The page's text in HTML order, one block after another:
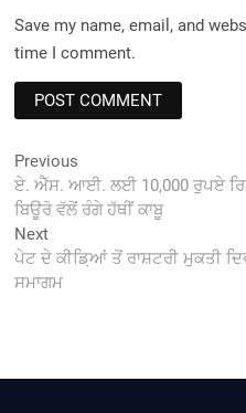
Save my name, email, and
time I comment.
Post
navigation
Previous
post:
ਏ. ਐੱਸ. ਆਈ. ਲਈ 10,000 ਰੁਪਏ
ਬਿਊਰੋ ਵੱਲੋਂ ਰੰਗੇ ਹੱਥੀਂ ਕਾਬੂ
NextNext
post:
ਪੇਟ ਦੇ ਕੀਡ਼ਿਆਂ ਤੋਂ ਰਾਸ਼ਟਰੀ ਮੁਕਤੀ
ਸਮਾਗਮ